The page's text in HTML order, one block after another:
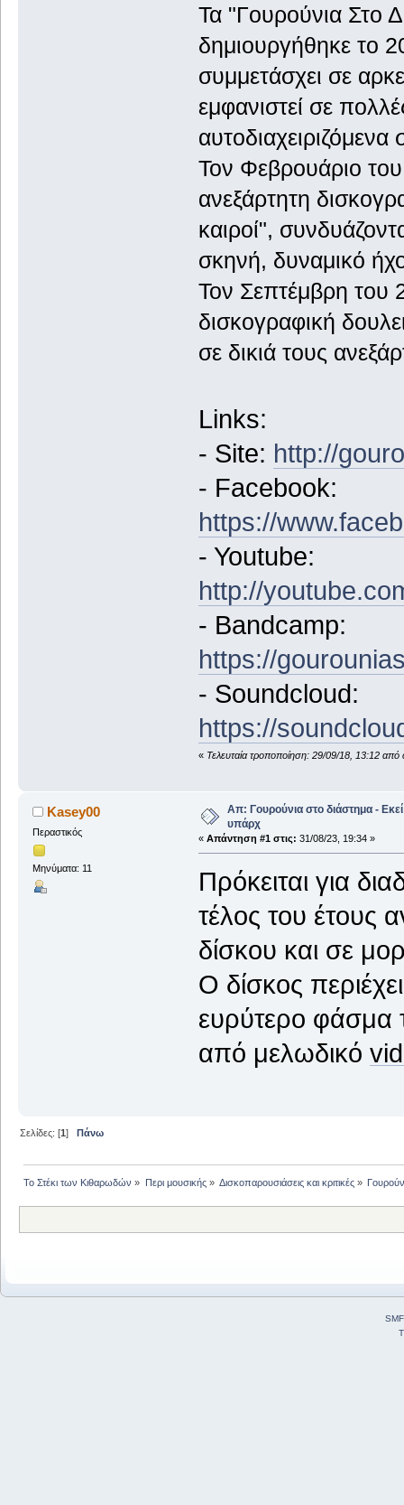
Τα "Γουρούνια Στο
δημιουργήθηκε το
συμμετάσχει σε
εμφανιστεί σε
αυτοδιαχειριζόμενα
Τον Φεβρουάριο
ανεξάρτητη
καιροί",
σκηνή, δυναμικό
Τον Σεπτέμβρη του
δισκογραφική
σε δικιά τους
Links:
- Site: http://
- Facebook:
https://
- Youtube:
http://
- Bandcamp:
https://
- Soundcloud:
https://
« Τελευταία τροποποίηση: 29/09/18, 13:12
Kasey00
Περαστικός
Μηνύματα: 11
Απ: Γουρούνια στο διάστημα -
υπάρχ
« Απάντηση #1 στις: 31/08/23, 19:34 »
Πρόκειται για
τέλος του έτους
δίσκου και σε
Ο δίσκος
ευρύτερο φάσμα
από μελωδικό
Σελίδες: [1] Πάνω
Το Στέκι των Κιθαρωδών » Περι μουσικής» Δισκοπαρουσιάσεις και κριτικές»